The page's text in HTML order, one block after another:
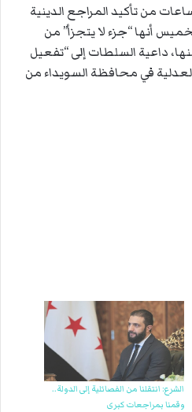
من تأكيد المراجع الدينية
أنها “جزء لا يتجزأ” من
داعية السلطات إلى “تفعيل
في محافظة السويداء من
الشرع: انتقلنا من الفصائلية إلى الدولة..
وقمنا بمراجعات كبرى